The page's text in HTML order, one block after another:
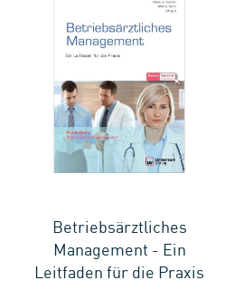
Betriebsärztliches
Management - Ein
Leitfaden für die Praxis